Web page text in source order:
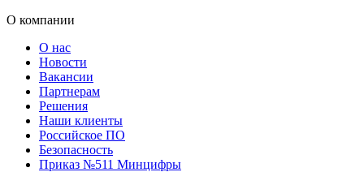
О компании
О нас
Новости
Вакансии
Партнерам
Решения
Наши клиенты
Российское ПО
Безопасность
Приказ №511 Минцифры